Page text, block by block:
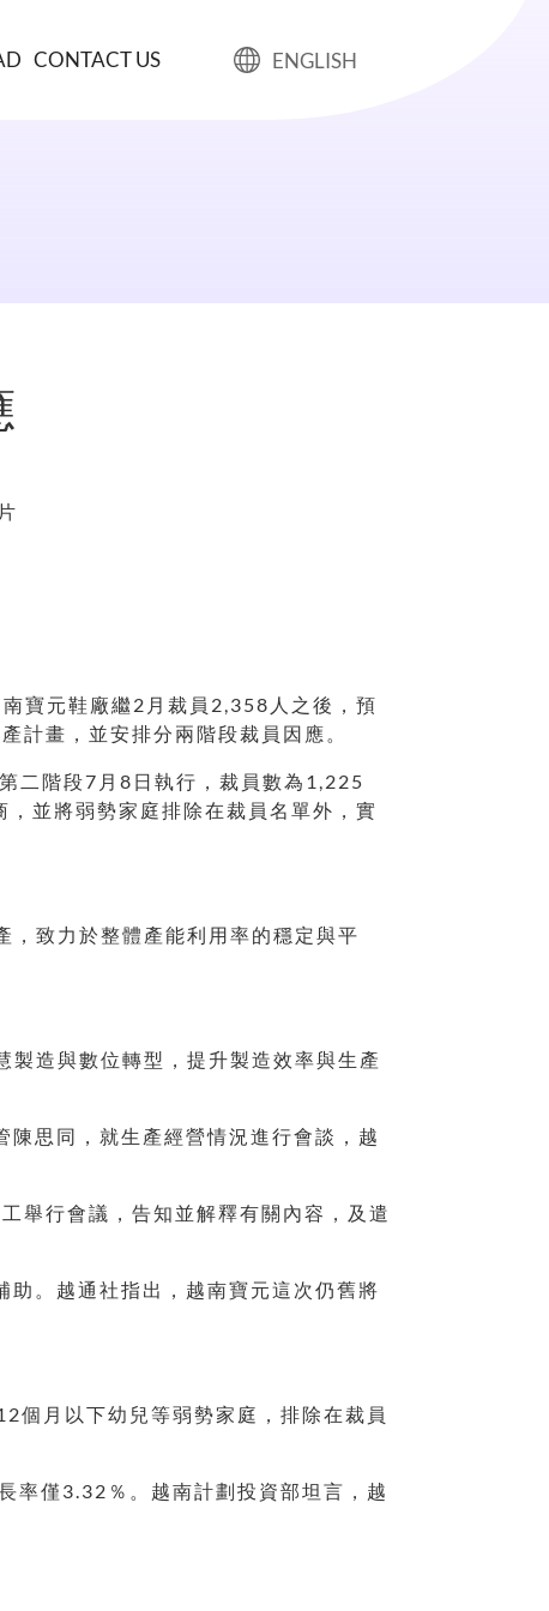
CONTACT US ENGLISH
寶元鞋廠繼2月裁員2,358人之後，預
計畫，並安排分兩階段裁員因應。
二階段7月8日執行，裁員數為1,225
並將弱勢家庭排除在裁員名單外，實
，致力於整體產能利用率的穩定與平
造與數位轉型，提升製造效率與生產
思同，就生產經營情況進行會談，越
舉行會議，告知並解釋有關內容，及遣
。越通社指出，越南寶元這次仍舊將
個月以下幼兒等弱勢家庭，排除在裁員
率僅3.32％。越南計劃投資部坦言，越